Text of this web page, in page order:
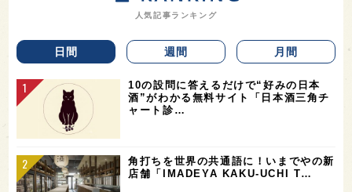
人気記事ランキング
日間 週間 月間
10の設問に答えるだけで“好みの日本
酒”がわかる無料サイト「日本酒三角チ
ャート診…
角打ちを世界の共通語に！いまでやの新
店舗「IMADEYA KAKU-UCHI T…